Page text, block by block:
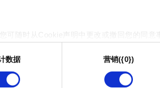
可随时从Cookie声明中更改或撤回您的同意事
以为我们提供技术和内容相关的反馈，以便
感兴趣的东西，我们偶尔也可能与我们的合作
数据 营销({0})